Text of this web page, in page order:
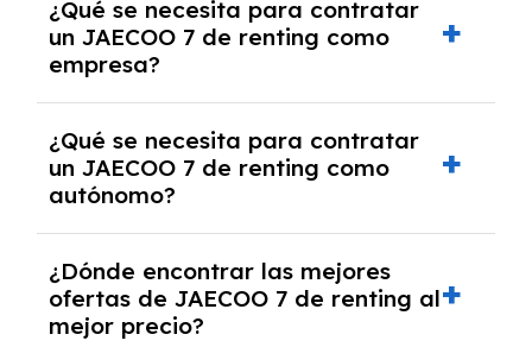
y, en algunos casos, una consulta de solvencia
crediticia y un pago inicial.
¿Qué se necesita para contratar
un JAECOO 7 de renting como
empresa?
documentación financiera y, en algunos
casos, un informe de solvencia de la empresa
y un pago inicial.
¿Qué se necesita para contratar
un JAECOO 7 de renting como
autónomo?
autónomos, justificante de ingresos y, en
algunos casos, un informe fiscal y un pago
inicial.
¿Dónde encontrar las mejores
ofertas de JAECOO 7 de renting al
mejor precio?